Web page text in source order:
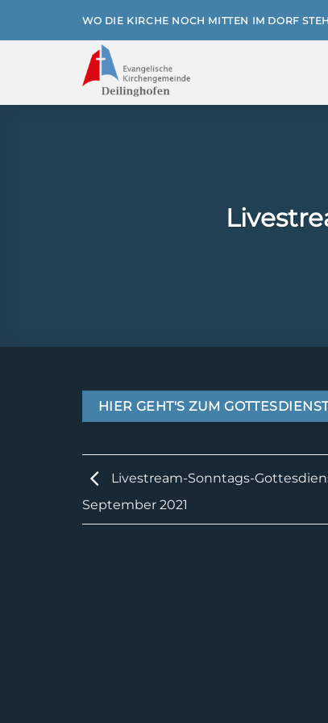
WO DIE KIRCHE NOCH MITTEN IM DORF
HIER GEHT'S ZUM
Livestream-Sonntags-
September 2021